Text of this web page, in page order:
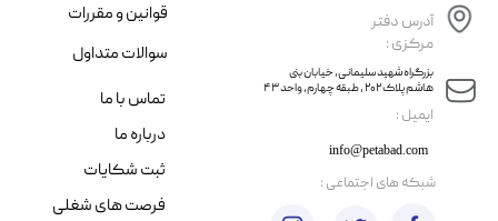
​ایمیل :
آدرس دفتر
مرکزی :
info@petabad.com
​​بزرگراه شهید سلیمانی، خیابان بنی
هاشم پلاک ۲۰۲ ، طبقه چهارم، واحد ۴۳
قوانین و مقررات
سوالات متداول
تماس با ما
درباره ما
ثبت شکایات
فرصت های شغلی
​شبکه های اجتماعی :